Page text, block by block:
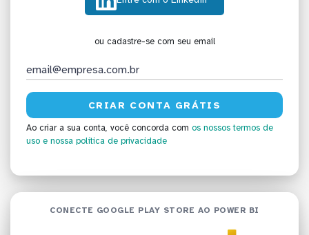
ou cadastre-se com seu email
Ao criar a sua conta, você concorda com os nossos termos de
uso e nossa política de privacidade
CONECTE GOOGLE PLAY STORE AO POWER BI